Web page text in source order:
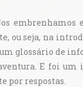
embrenhamos
ou seja, na
glossário de
E foi
por respostas.